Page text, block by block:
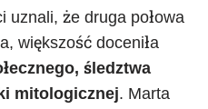
uznali, że druga połowa
większość doceniła
śledztwa
mitologicznej. Marta